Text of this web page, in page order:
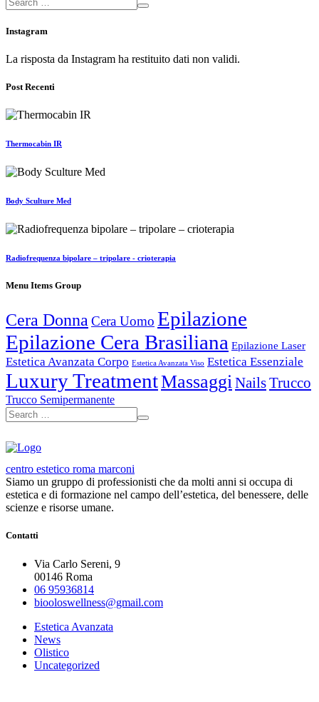
Instagram
La risposta da Instagram ha restituito dati non validi.
Post Recenti
Thermocabin IR
Body Sculture Med
Radiofrequenza bipolare – tripolare - crioterapia
Menu Items Group
Cera DonnaCera Uomo Epilazione
Epilazione Cera Brasiliana Epilazione Laser
Estetica Avanzata Corpo Estetica Avanzata Viso Estetica Essenziale
Luxury TreatmentMassaggiNailsTrucco
Trucco Semipermanente
centro estetico roma marconi
Siamo un gruppo di professionisti che da molti anni si occupa di
estetica e di formazione nel campo dell’estetica, del benessere, delle
scienze e risorse umane.
Contatti
Via Carlo Sereni, 9
00146 Roma
06 95936814
biooloswellness@gmail.com
Estetica Avanzata
News
Olistico
Uncategorized